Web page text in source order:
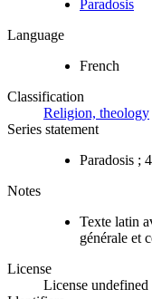
Paradosis
Language
French
Classification
Religion, theology
Series statement
Paradosis ;
Notes
Texte latin
générale et
License
License undefined